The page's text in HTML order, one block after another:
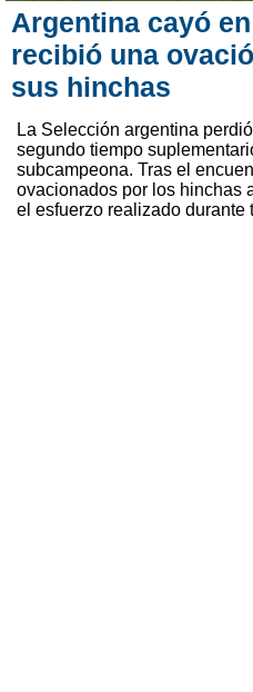
Argentina cayó
recibió una
sus hinchas
La Selección argentina
segundo tiempo
subcampeona. Tras el
ovacionados por los hinchas
el esfuerzo realizado durante